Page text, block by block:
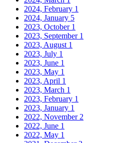
2024, February 1
2024, January 5
2023, October 1
2023, September 1
2023, August 1
2023, July 1
2023, June 1
2023, May 1
2023, April 1
2023, March 1
2023, February 1
2023, January 1
2022, November 2
2022, June 1
2022, May 1